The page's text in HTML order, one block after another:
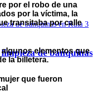
de banquinas
por el robo de una
por la víctima, la
transitaba por calle
elementos que
la billetera.
que fueron